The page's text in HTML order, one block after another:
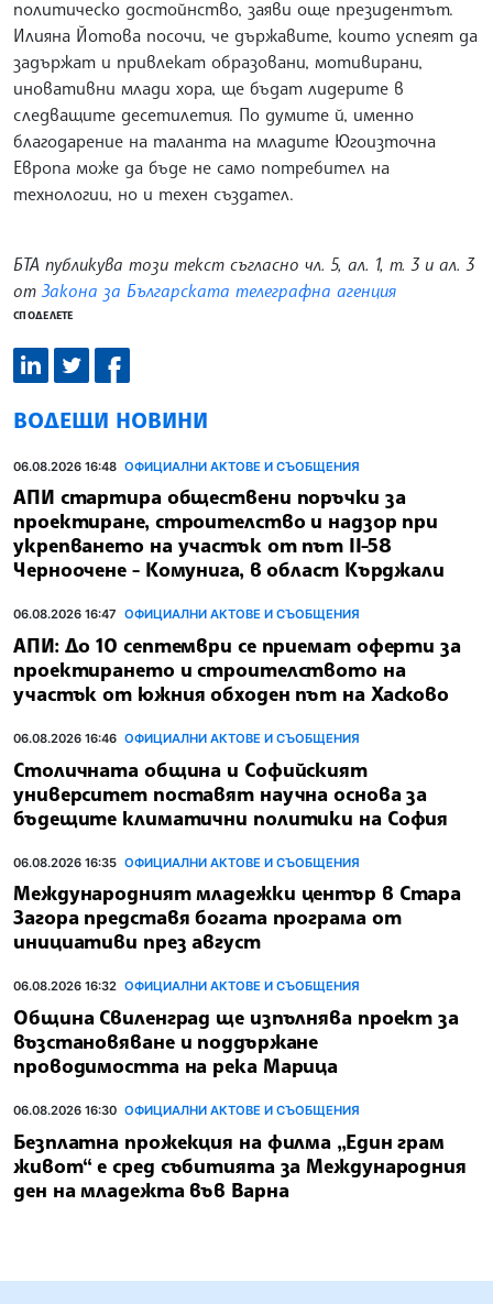
политическо достойнство, заяви още президентът.
Илияна Йотова посочи, че държавите, които успеят да
задържат и привлекат образовани, мотивирани,
иновативни млади хора, ще бъдат лидерите в
следващите десетилетия. По думите й, именно
благодарение на таланта на младите Югоизточна
Европа може да бъде не само потребител на
технологии, но и техен създател.
БТА публикува този текст съгласно чл. 5, ал. 1, т. 3 и ал. 3
от Закона за Българската телеграфна агенция
СПОДЕЛЕТЕ
ВОДЕЩИ НОВИНИ
06.08.2026 16:48 ОФИЦИАЛНИ АКТОВЕ И СЪОБЩЕНИЯ
АПИ стартира обществени поръчки за
проектиране, строителство и надзор при
укрепването на участък от път II-58
Черноочене - Комунига, в област Кърджали
06.08.2026 16:47 ОФИЦИАЛНИ АКТОВЕ И СЪОБЩЕНИЯ
АПИ: До 10 септември се приемат оферти за
проектирането и строителството на
участък от южния обходен път на Хасково
06.08.2026 16:46 ОФИЦИАЛНИ АКТОВЕ И СЪОБЩЕНИЯ
Столичната община и Софийският
университет поставят научна основа за
бъдещите климатични политики на София
06.08.2026 16:35 ОФИЦИАЛНИ АКТОВЕ И СЪОБЩЕНИЯ
Международният младежки център в Стара
Загора представя богата програма от
инициативи през август
06.08.2026 16:32 ОФИЦИАЛНИ АКТОВЕ И СЪОБЩЕНИЯ
Община Свиленград ще изпълнява проект за
възстановяване и поддържане
проводимостта на река Марица
06.08.2026 16:30 ОФИЦИАЛНИ АКТОВЕ И СЪОБЩЕНИЯ
Безплатна прожекция на филма „Един грам
живот“ е сред събитията за Международния
ден на младежта във Варна